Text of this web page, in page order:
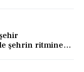
ile şehrin ritmine